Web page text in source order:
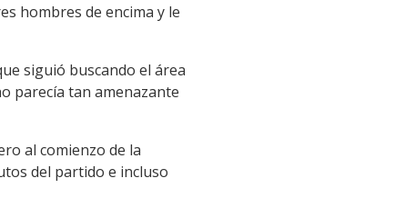
hombres de encima y le
siguió buscando el área
parecía tan amenazante
al comienzo de la
del partido e incluso